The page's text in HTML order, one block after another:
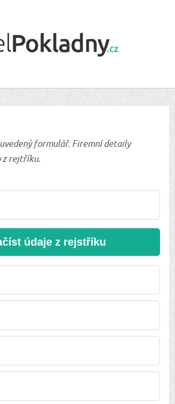
formulář. Firemní detaily
z rejtříku.
údaje z rejstříku